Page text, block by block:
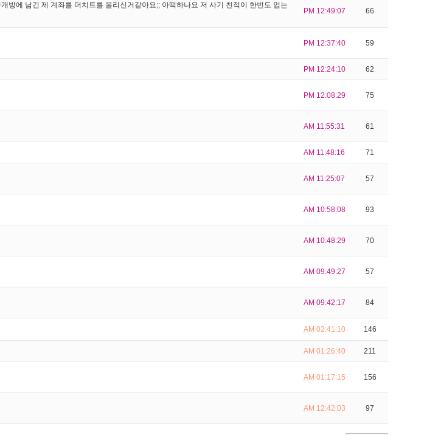
방에 남긴 제 계좌를 더치트를 올리신거같아요;; 아떡하나요 저 사기 친적이 한번도 업는
PM 12:49:07 66
PM 12:37:40 59
PM 12:24:10 62
PM 12:08:29 75
AM 11:55:31 61
AM 11:48:16 71
AM 11:25:07 57
AM 10:58:08 93
AM 10:48:29 70
AM 09:49:27 57
AM 09:42:17 84
AM 02:41:10 146
AM 01:26:40 211
AM 01:17:15 156
AM 12:42:03 97